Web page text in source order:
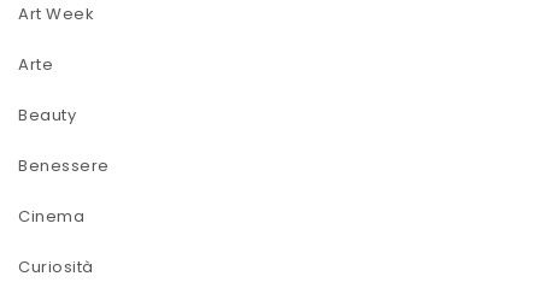
Art Week
Arte
Beauty
Benessere
Cinema
Curiosità